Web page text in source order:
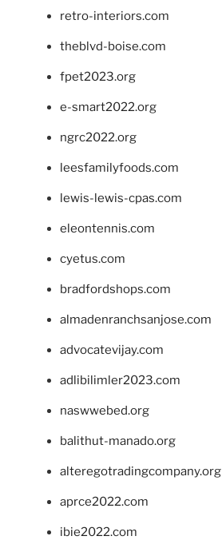
retro-interiors.com
theblvd-boise.com
fpet2023.org
e-smart2022.org
ngrc2022.org
leesfamilyfoods.com
lewis-lewis-cpas.com
eleontennis.com
cyetus.com
bradfordshops.com
almadenranchsanjose.com
advocatevijay.com
adlibilimler2023.com
naswwebed.org
balithut-manado.org
alteregotradingcompany.org
aprce2022.com
ibie2022.com